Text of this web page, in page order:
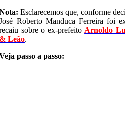
Nota: Esclarecemos que, conforme
José Roberto Manduca Ferreira foi
recaiu sobre o ex-prefeito Arnoldo
& Leão.
Veja passo a passo: